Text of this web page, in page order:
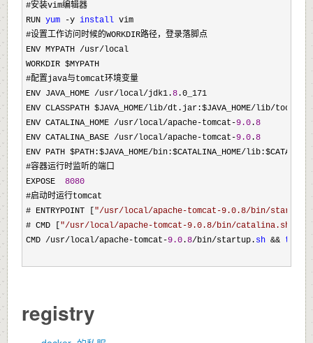
#安装vim编辑器
RUN yum -y install vim
#设置工作访问时候的WORKDIR路径，登录落脚点
ENV MYPATH /usr/ local
WORKDIR $MYPATH
#配置java与tomcat环境变量
ENV JAVA_HOME /usr/local/jdk1.8 .0_171
ENV CLASSPATH $JAVA_HOME/lib/dt.jar:$JAVA_HOME/lib/
ENV CATALINA_HOME /usr/local/apache-tomcat-9.0 .8
ENV CATALINA_BASE /usr/local/apache-tomcat-9.0 .8
ENV PATH $PATH:$JAVA_HOME/bin:$CATALINA_HOME/
#容器运行时监听的端口
EXPOSE 8080
#启动时运行tomcat
# ENTRYPOINT [ "/usr/local/apache-tomcat-9.0.8/bin/
# CMD [ "/usr/local/apache-tomcat-9.0.8/bin/catalina.sh
CMD /usr/local/apache-tomcat-9.0 .8/bin/startup. sh && tail -
registry